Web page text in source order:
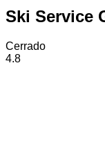
Ski Service
Cerrado
4.8